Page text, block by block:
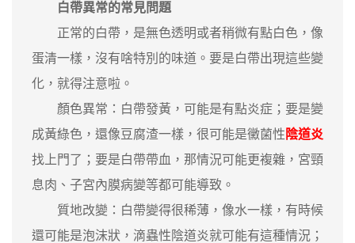
白帶異常的常見問題
正常的白帶，是無色透明或者稍微有點白色，像
蛋清一樣，沒有啥特別的味道。要是白帶出現這些變
化，就得注意啦。
顏色異常：白帶發黃，可能是有點炎症；要是變
成黃綠色，還像豆腐渣一樣，很可能是黴菌性 陰道炎
找上門了；要是白帶帶血，那情況可能更複雜，宮頸
息肉、子宮內膜病變等都可能導致。
質地改變：白帶變得很稀薄，像水一樣，有時候
還可能是泡沫狀，滴蟲性陰道炎就可能有這種情況；